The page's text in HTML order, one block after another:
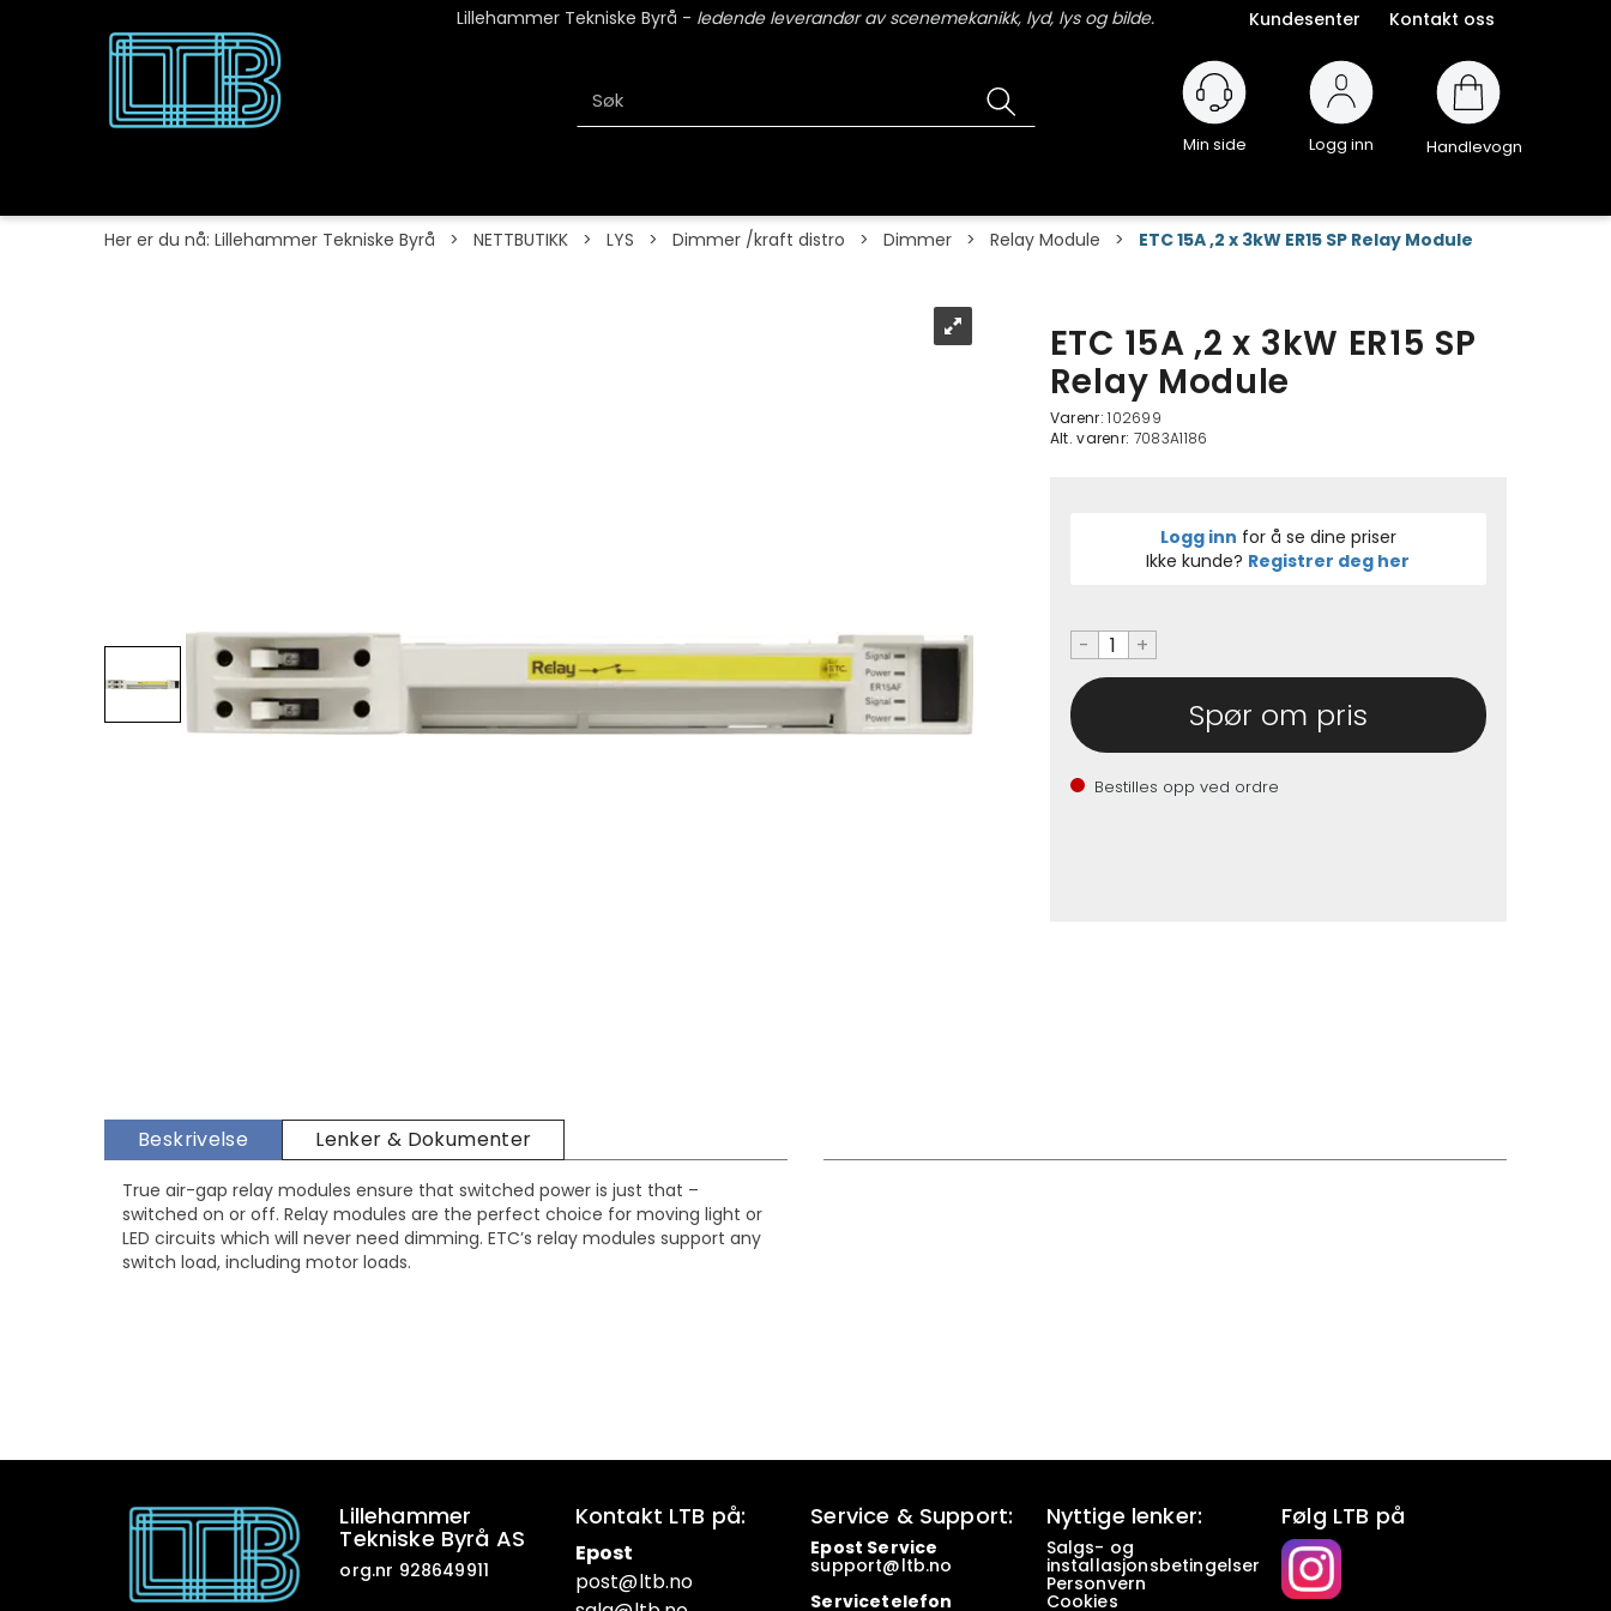
Lillehammer Tekniske Byrå - ledende leverandør av scenemekanikk, lyd, lys og bilde. Kundesenter Kontakt oss
Logg inn Handlevogn
Her er du nå: Lillehammer Tekniske Byrå > NETTBUTIKK > LYS > Dimmer /kraft distro > Dimmer > Relay Module > ETC 15A ,2 x 3kW ER15 SP Relay Module
ETC 15A ,2 x 3kW ER15 SP
Relay Module
Varenr:102699
Alt. varenr: 7083A1186
Logg inn for å se dine priser
Ikke kunde? Registrer deg her
- +
Spør om pris
Bestilles opp ved ordre
Beskrivelse Lenker & Dokumenter
True air-gap relay modules ensure that switched power is just that –
switched on or off. Relay modules are the perfect choice for moving light or
LED circuits which will never need dimming. ETC’s relay modules support any
switch load, including motor loads.
Lillehammer
Tekniske Byrå AS
org.nr 928649911
Kontakt LTB på:
Epost
post@ltb.no
Service & Support:
Epost Service
support@ltb.no
Servicetelefon
Nyttige lenker:
Salgs- og
installasjonsbetingelser
Personvern
Cookies
Følg LTB på